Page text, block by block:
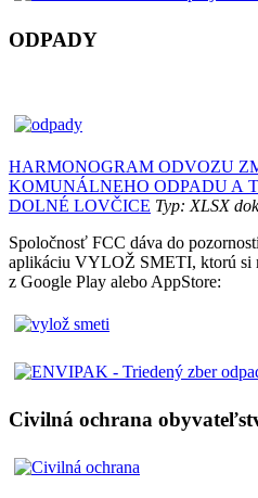
ODPADY
HARMONOGRAM ODVOZU
KOMUNÁLNEHO ODPADU A
DOLNÉ LOVČICE Typ: XLSX
Spoločnosť FCC dáva do
aplikáciu VYLOŽ SMETI, ktorú si
z Google Play alebo AppStore:
Civilná ochrana